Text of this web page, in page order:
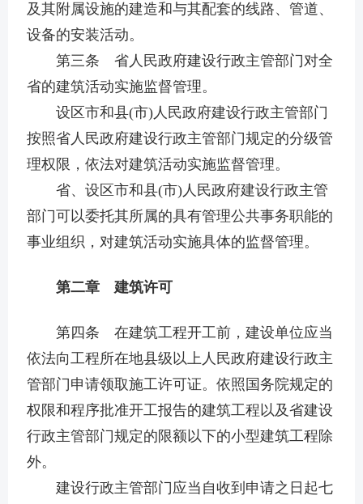
及其附属设施的建造和与其配套的线路、管道、
设备的安装活动。
第三条 省人民政府建设行政主管部门对全
省的建筑活动实施监督管理。
设区市和县(市)人民政府建设行政主管部门
按照省人民政府建设行政主管部门规定的分级管
理权限，依法对建筑活动实施监督管理。
省、设区市和县(市)人民政府建设行政主管
部门可以委托其所属的具有管理公共事务职能的
事业组织，对建筑活动实施具体的监督管理。
第二章 建筑许可
第四条 在建筑工程开工前，建设单位应当
依法向工程所在地县级以上人民政府建设行政主
管部门申请领取施工许可证。依照国务院规定的
权限和程序批准开工报告的建筑工程以及省建设
行政主管部门规定的限额以下的小型建筑工程除
外。
建设行政主管部门应当自收到申请之日起七